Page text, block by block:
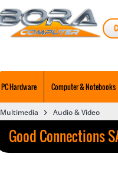
PC Hardware Computer & Notebooks
Multimedia Audio & Video
Good Connections